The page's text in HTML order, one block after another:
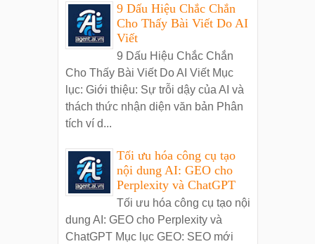
9 Dấu Hiệu Chắc Chắn
Cho Thấy Bài Viết Do AI
Viết
9 Dấu Hiệu Chắc Chắn
Cho Thấy Bài Viết Do AI Viết Mục
lục: Giới thiệu: Sự trỗi dậy của AI và
thách thức nhận diện văn bản Phân
tích ví d...
Tối ưu hóa công cụ tạo
nội dung AI: GEO cho
Perplexity và ChatGPT
Tối ưu hóa công cụ tạo nội
dung AI: GEO cho Perplexity và
ChatGPT Mục lục GEO: SEO mới